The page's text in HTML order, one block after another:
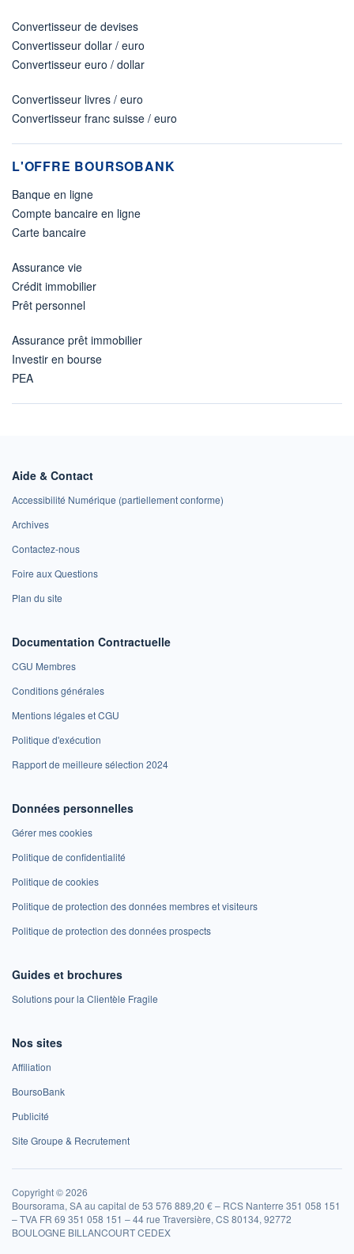
Convertisseur de devises
Convertisseur dollar / euro
Convertisseur euro / dollar
Convertisseur livres / euro
Convertisseur franc suisse / euro
L'OFFRE BOURSOBANK
Banque en ligne
Compte bancaire en ligne
Carte bancaire
Assurance vie
Crédit immobilier
Prêt personnel
Assurance prêt immobilier
Investir en bourse
PEA
Aide & Contact
Accessibilité Numérique (partiellement conforme)
Archives
Contactez-nous
Foire aux Questions
Plan du site
Documentation Contractuelle
CGU Membres
Conditions générales
Mentions légales et CGU
Politique d'exécution
Rapport de meilleure sélection 2024
Données personnelles
Gérer mes cookies
Politique de confidentialité
Politique de cookies
Politique de protection des données membres et visiteurs
Politique de protection des données prospects
Guides et brochures
Solutions pour la Clientèle Fragile
Nos sites
Affiliation
BoursoBank
Publicité
Site Groupe & Recrutement
Copyright © 2026
Boursorama, SA au capital de 53 576 889,20 € – RCS Nanterre 351 058 151
– TVA FR 69 351 058 151 – 44 rue Traversière, CS 80134, 92772
BOULOGNE BILLANCOURT CEDEX